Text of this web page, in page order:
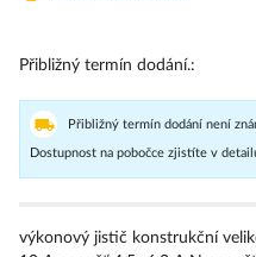
Přibližný termín dodání.
Přibližný termín dodání není
Dostupnost na pobočce zjistíte v
výkonový jistič konstrukční